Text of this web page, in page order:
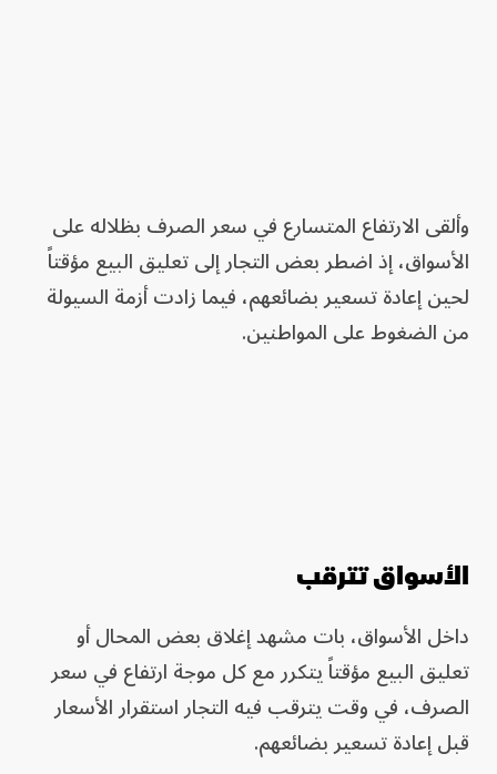
وألقى الارتفاع المتسارع في سعر الصرف بظلاله على
الأسواق، إذ اضطر بعض التجار إلى تعليق البيع مؤقتاً
لحين إعادة تسعير بضائعهم، فيما زادت أزمة السيولة
من الضغوط على المواطنين.
الأسواق تترقب
داخل الأسواق، بات مشهد إغلاق بعض المحال أو
تعليق البيع مؤقتاً يتكرر مع كل موجة ارتفاع في سعر
الصرف، في وقت يترقب فيه التجار استقرار الأسعار
قبل إعادة تسعير بضائعهم.